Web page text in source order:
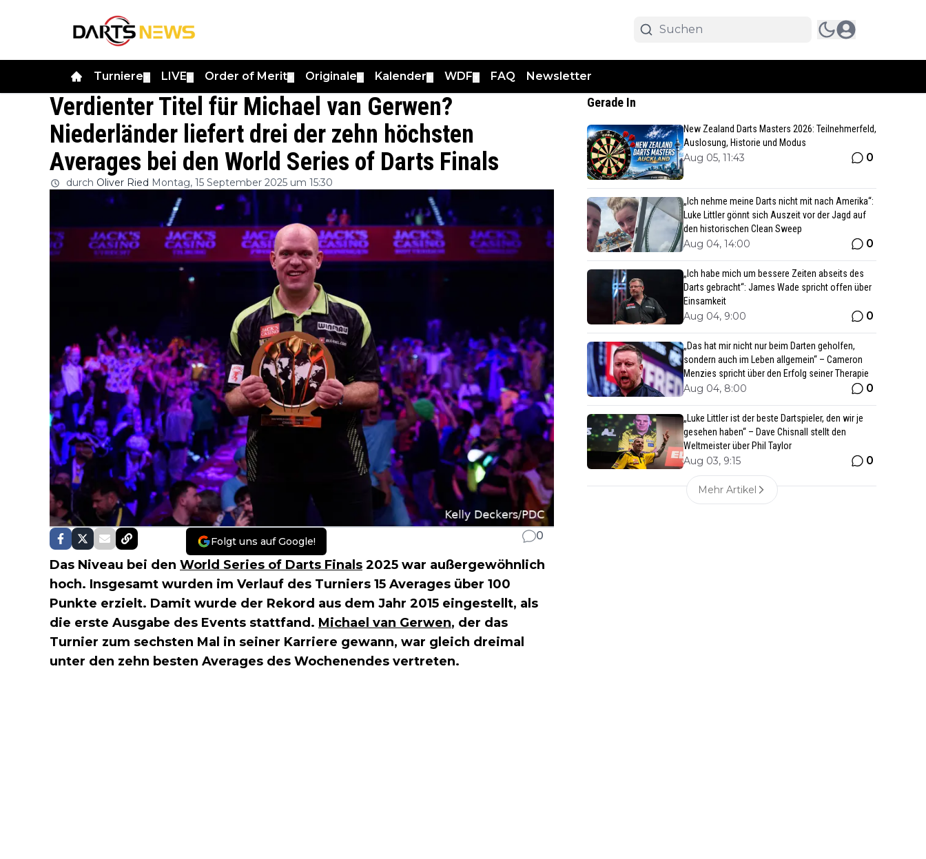
Turniere LIVE Order of Merit Originale Kalender WDF FAQ Newsletter
Verdienter Titel für Michael van Gerwen?
Niederländer liefert drei der zehn höchsten
Averages bei den World Series of Darts Finals
durch Oliver Ried Montag, 15 September 2025 um 15:30
Folgt uns auf Google! 0
Das Niveau bei den World Series of Darts Finals 2025 war außergewöhnlich
hoch. Insgesamt wurden im Verlauf des Turniers 15 Averages über 100
Punkte erzielt. Damit wurde der Rekord aus dem Jahr 2015 eingestellt, als
die erste Ausgabe des Events stattfand. Michael van Gerwen, der das
Turnier zum sechsten Mal in seiner Karriere gewann, war gleich dreimal
unter den zehn besten Averages des Wochenendes vertreten.
Gerade In
New Zealand Darts Masters 2026: Teilnehmerfeld,
Auslosung, Historie und Modus
Aug 05, 11:43 0
„Ich nehme meine Darts nicht mit nach Amerika“:
Luke Littler gönnt sich Auszeit vor der Jagd auf
den historischen Clean Sweep
Aug 04, 14:00 0
„Ich habe mich um bessere Zeiten abseits des
Darts gebracht“: James Wade spricht offen über
Einsamkeit
Aug 04, 9:00 0
„Das hat mir nicht nur beim Darten geholfen,
sondern auch im Leben allgemein“ – Cameron
Menzies spricht über den Erfolg seiner Therapie
Aug 04, 8:00 0
„Luke Littler ist der beste Dartspieler, den wir je
gesehen haben“ – Dave Chisnall stellt den
Weltmeister über Phil Taylor
Aug 03, 9:15 0
Mehr Artikel